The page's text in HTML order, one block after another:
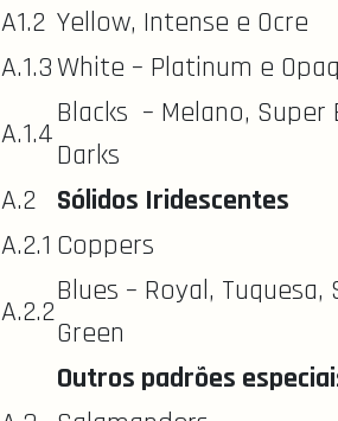
A1.2 Yellow, Intense e Ocre
A.1.3White – Platinum e
A.1.4
Blacks – Melano, Super
Darks
A.2
Sólidos Iridescentes
A.2.1 Coppers
A.2.2
Blues – Royal, Tuquesa,
Green
Outros padrões